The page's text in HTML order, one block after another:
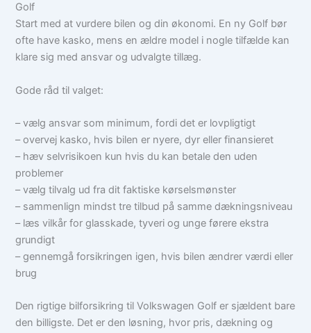
Golf
Start med at vurdere bilen og din økonomi. En ny Golf bør
ofte have kasko, mens en ældre model i nogle tilfælde kan
klare sig med ansvar og udvalgte tillæg.
Gode råd til valget:
– vælg ansvar som minimum, fordi det er lovpligtigt
– overvej kasko, hvis bilen er nyere, dyr eller finansieret
– hæv selvrisikoen kun hvis du kan betale den uden
problemer
– vælg tilvalg ud fra dit faktiske kørselsmønster
– sammenlign mindst tre tilbud på samme dækningsniveau
– læs vilkår for glasskade, tyveri og unge førere ekstra
grundigt
– gennemgå forsikringen igen, hvis bilen ændrer værdi eller
brug
Den rigtige bilforsikring til Volkswagen Golf er sjældent bare
den billigste. Det er den løsning, hvor pris, dækning og